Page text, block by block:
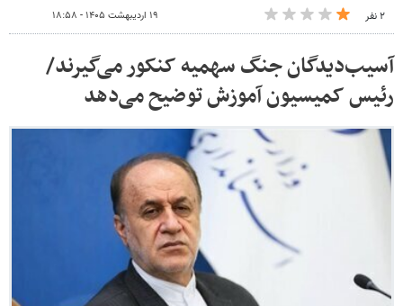
۲ نفر ۱۹ اردیبهشت ۱۴۰۵ - ۱۸:۵۸
آسیب‌دیدگان جنگ سهمیه کنکور می‌گیرند/
رئیس کمیسیون آموزش توضیح می‌دهد